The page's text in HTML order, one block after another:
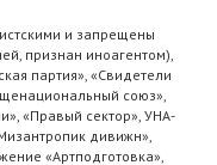
и запрещены
признан иноагентом),
партия», «Свидетели
союз»,
«Правый сектор», УНА-
дивижн»,
«Артподготовка»,